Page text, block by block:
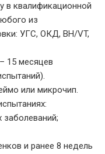
в квалификационной
из
УГС, ОКД, BH/VT,
15 месяцев
или микрочип.
и ранее 8 недель